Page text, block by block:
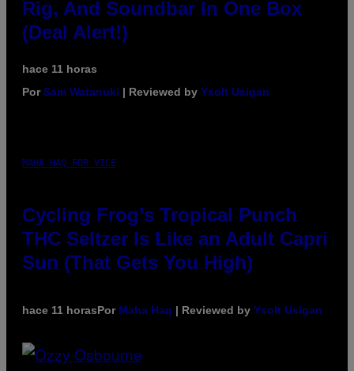
Rig, And Soundbar In One Box
(Deal Alert!)
hace 11 horas
PorSam Watanuki | Reviewed by Ysolt Usigan
MAHA HAQ FOR VICE
Cycling Frog’s Tropical Punch
THC Seltzer Is Like an Adult Capri
Sun (That Gets You High)
hace 11 horasPor Maha Haq | Reviewed by Ysolt Usigan